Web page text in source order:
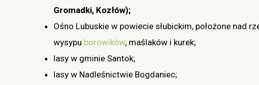
Gromadki, Kozłów);
Ośno Lubuskie w powiecie słubickim, położone nad
wysypu borowików, maślaków i kurek;
lasy w gminie Santok;
lasy w Nadleśnictwie Bogdaniec;